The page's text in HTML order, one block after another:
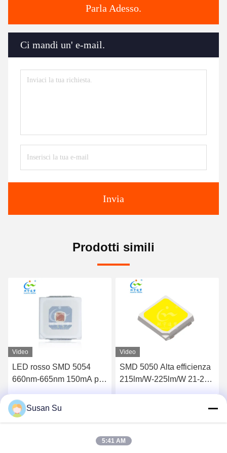
Parla Adesso.
Ci mandi un' e-mail.
Invia
Prodotti simili
Video
LED rosso SMD 5054
660nm-665nm 150mA per
Video
SMD 5050 Alta efficienza
215lm/W-225lm/W 21-23V
Susan Su
5:41 AM